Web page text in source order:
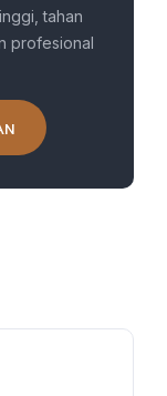
tahan
profesional